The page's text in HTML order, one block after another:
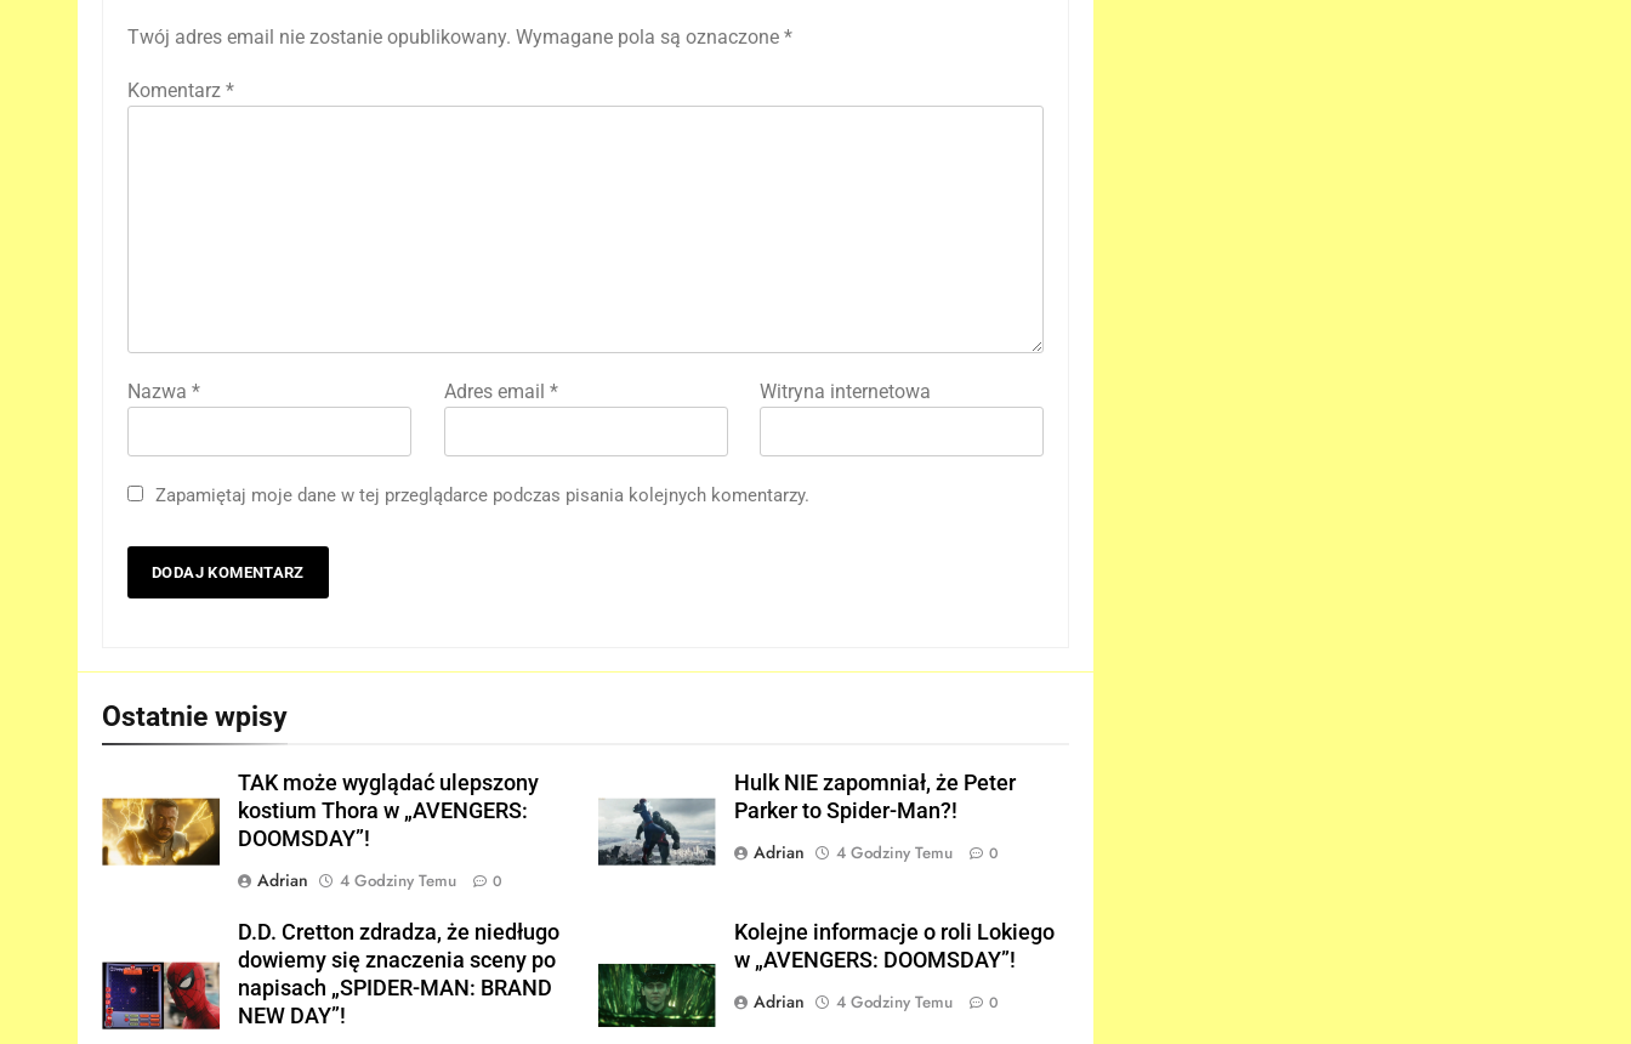
Twój adres email nie zostanie opublikowany. Wymagane pola są oznaczone *
Komentarz *
Nazwa * Adres email * Witryna internetowa
Zapamiętaj moje dane w tej przeglądarce podczas pisania kolejnych komentarzy.
Ostatnie wpisy
TAK może wyglądać ulepszony
kostium Thora w „AVENGERS:
DOOMSDAY”!
Adrian
4 Godziny Temu 0
Hulk NIE zapomniał, że Peter
Parker to Spider-Man?!
Adrian
4 Godziny Temu 0
D.D. Cretton zdradza, że niedługo
dowiemy się znaczenia sceny po
napisach „SPIDER-MAN: BRAND
NEW DAY”!
Kolejne informacje o roli Lokiego
w „AVENGERS: DOOMSDAY”!
Adrian
4 Godziny Temu 0
Trailer „AVENGERS: ENDGAME
Wiemy KTO stoi za
niesamowitą formą Hugh
Jackmana!
FILMY
7
ogromnego sukcesu filmu
„SPIDER-MAN: BRAND NEW
DAY”!
FILMY
8
Wiemy, kiedy pojawi się DRUGI
TRAILER „AVENGERS: